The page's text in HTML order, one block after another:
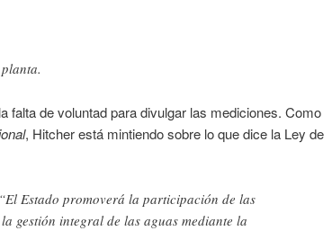
falta de voluntad para divulgar las mediciones. Como
, Hitcher está mintiendo sobre lo que dice la Ley de
Estado promoverá la participación de las
gestión integral de las aguas mediante la